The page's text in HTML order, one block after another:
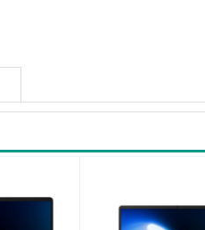
Hình Máy Tính Lenovo
Hình Quảng Cáo